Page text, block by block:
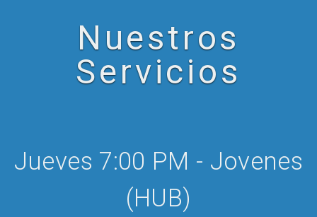
Nuestros
Servicios
Jueves 7:00 PM - Jovenes
(HUB)